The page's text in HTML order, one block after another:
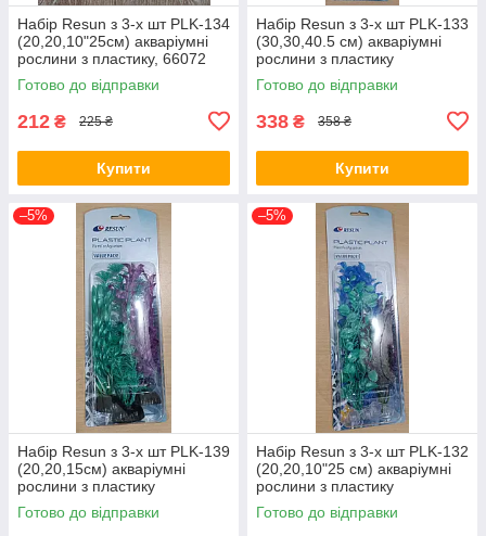
Набір Resun з 3-х шт PLK-134
(20,20,10"25см) акваріумні
рослини з пластику, 66072
Готово до відправки
212 ₴ 225 ₴
Купити
Набір Resun з 3-х шт PLK-133
(30,30,40.5 см) акваріумні
рослини з пластику
Готово до відправки
338 ₴ 358 ₴
Купити
–5%
Набір Resun з 3-х шт PLK-139
(20,20,15см) акваріумні
рослини з пластику
Готово до відправки
–5%
Набір Resun з 3-х шт PLK-132
(20,20,10"25 см) акваріумні
рослини з пластику
Готово до відправки